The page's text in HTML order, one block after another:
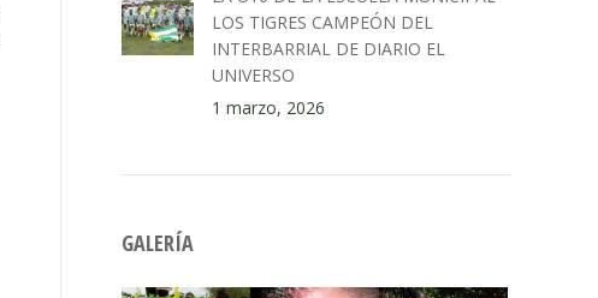
LOS TIGRES CAMPEÓN DEL
INTERBARRIAL DE DIARIO EL
UNIVERSO
1 marzo, 2026
GALERÍA